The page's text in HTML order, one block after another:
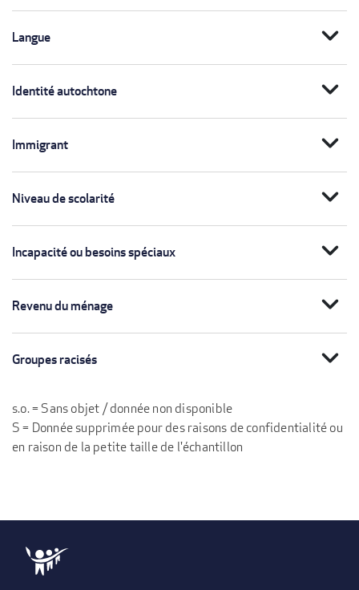
Langue expand_more
Identité autochtone expand_more
Immigrant expand_more
Niveau de scolarité expand_more
Incapacité ou besoins spéciaux expand_more
Revenu du ménage expand_more
Groupes racisés expand_more
s.o. = Sans objet / donnée non disponible
S = Donnée supprimée pour des raisons de confidentialité ou
en raison de la petite taille de l'échantillon